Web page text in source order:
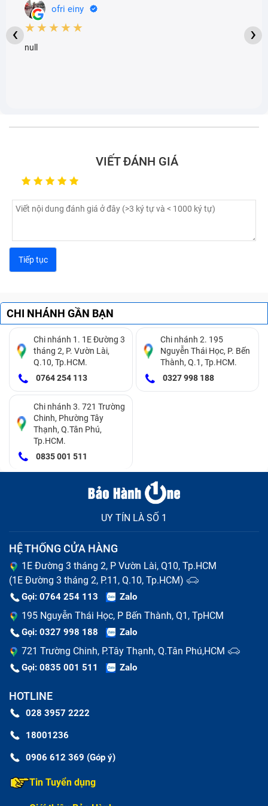
Thực tế lý do khiến mặt kính cảm ứng Tablet Ipad 3
Hư bị hỏng chủ yếu do trong quá trình sử dụng, người
Do sử dụng bộ sạc kém chất lượng, không tương
thích với thiết bị, lâu dần dẫn tới lỗi cảm ứng.
Thói quen vừa dùng, vừa sạc tưởng chừng vô hại
nhưng nó cũng có thể là tác nhân gây hỏng mặt
kính cảm ứng.
Trong quá trình di chuyển, Tablet thường xuyên bị va
đập với các đồ đựng chung trong túi xách, cốp xe
khiến màn hình, mặt cảm ứng xuất hiện tình trạng
trầy xước, vỡ nứt. Hay đơn giản nguyên nhân là do
bạn vô tình làm Tablet đập vào các vật cứng, góc
sắc nhọn,...
Thường xuyên sử dụng Tablet Ipad 3 Hư ở nơi quá
nóng, quá ẩm cũng là tác nhân gây ẩm, hỏng màn
hình, mặt kính cảm ứng.
Những điều cần biết khi thay mặt kính
cảm ứng Tablet
So sánh thay mặt kính và thay màn hình
Tùy vào mức độ hư hỏng của màn hình Tablet, kỹ thuật
viên Bảo Hành One sẽ tư vấn hướng thay mặt kính hay
duy trì hiệu năng của tablet.
Thay mặt kính tablet
ofri einy
★★★★★
null
‹ ›
VIẾT ĐÁNH GIÁ
CHI NHÁNH GẦN BẠN
Chi nhánh 1. 1E Đường 3
tháng 2, P. Vườn Lài,
Q.10, Tp.HCM.
0764 254 113
Chi nhánh 2. 195
Nguyễn Thái Học, P. Bến
Thành, Q.1, Tp.HCM.
0327 998 188
Chi nhánh 3. 721 Trường
Chinh, Phường Tây
Thạnh, Q.Tân Phú,
Tp.HCM.
0835 001 511
UY TÍN LÀ SỐ 1
HỆ THỐNG CỬA HÀNG
1E Đường 3 tháng 2, P Vườn Lài, Q10, Tp.HCM
(1E Đường 3 tháng 2, P.11, Q.10, Tp.HCM)
Gọi: 0764 254 113 Zalo
195 Nguyễn Thái Học, P Bến Thành, Q1, TpHCM
Gọi: 0327 998 188 Zalo
721 Trường Chinh, P.Tây Thạnh, Q.Tân Phú,HCM
Gọi: 0835 001 511 Zalo
HOTLINE
028 3957 2222
18001236
0906 612 369 (Góp ý)
Tin Tuyển dụng